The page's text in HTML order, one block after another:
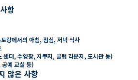
항
랑에서의 아침, 점심, 저녁 식사
센터, 수영장, 자쿠지, 클럽 라운지, 도서관 등)
예 교실 등)
않은 사항